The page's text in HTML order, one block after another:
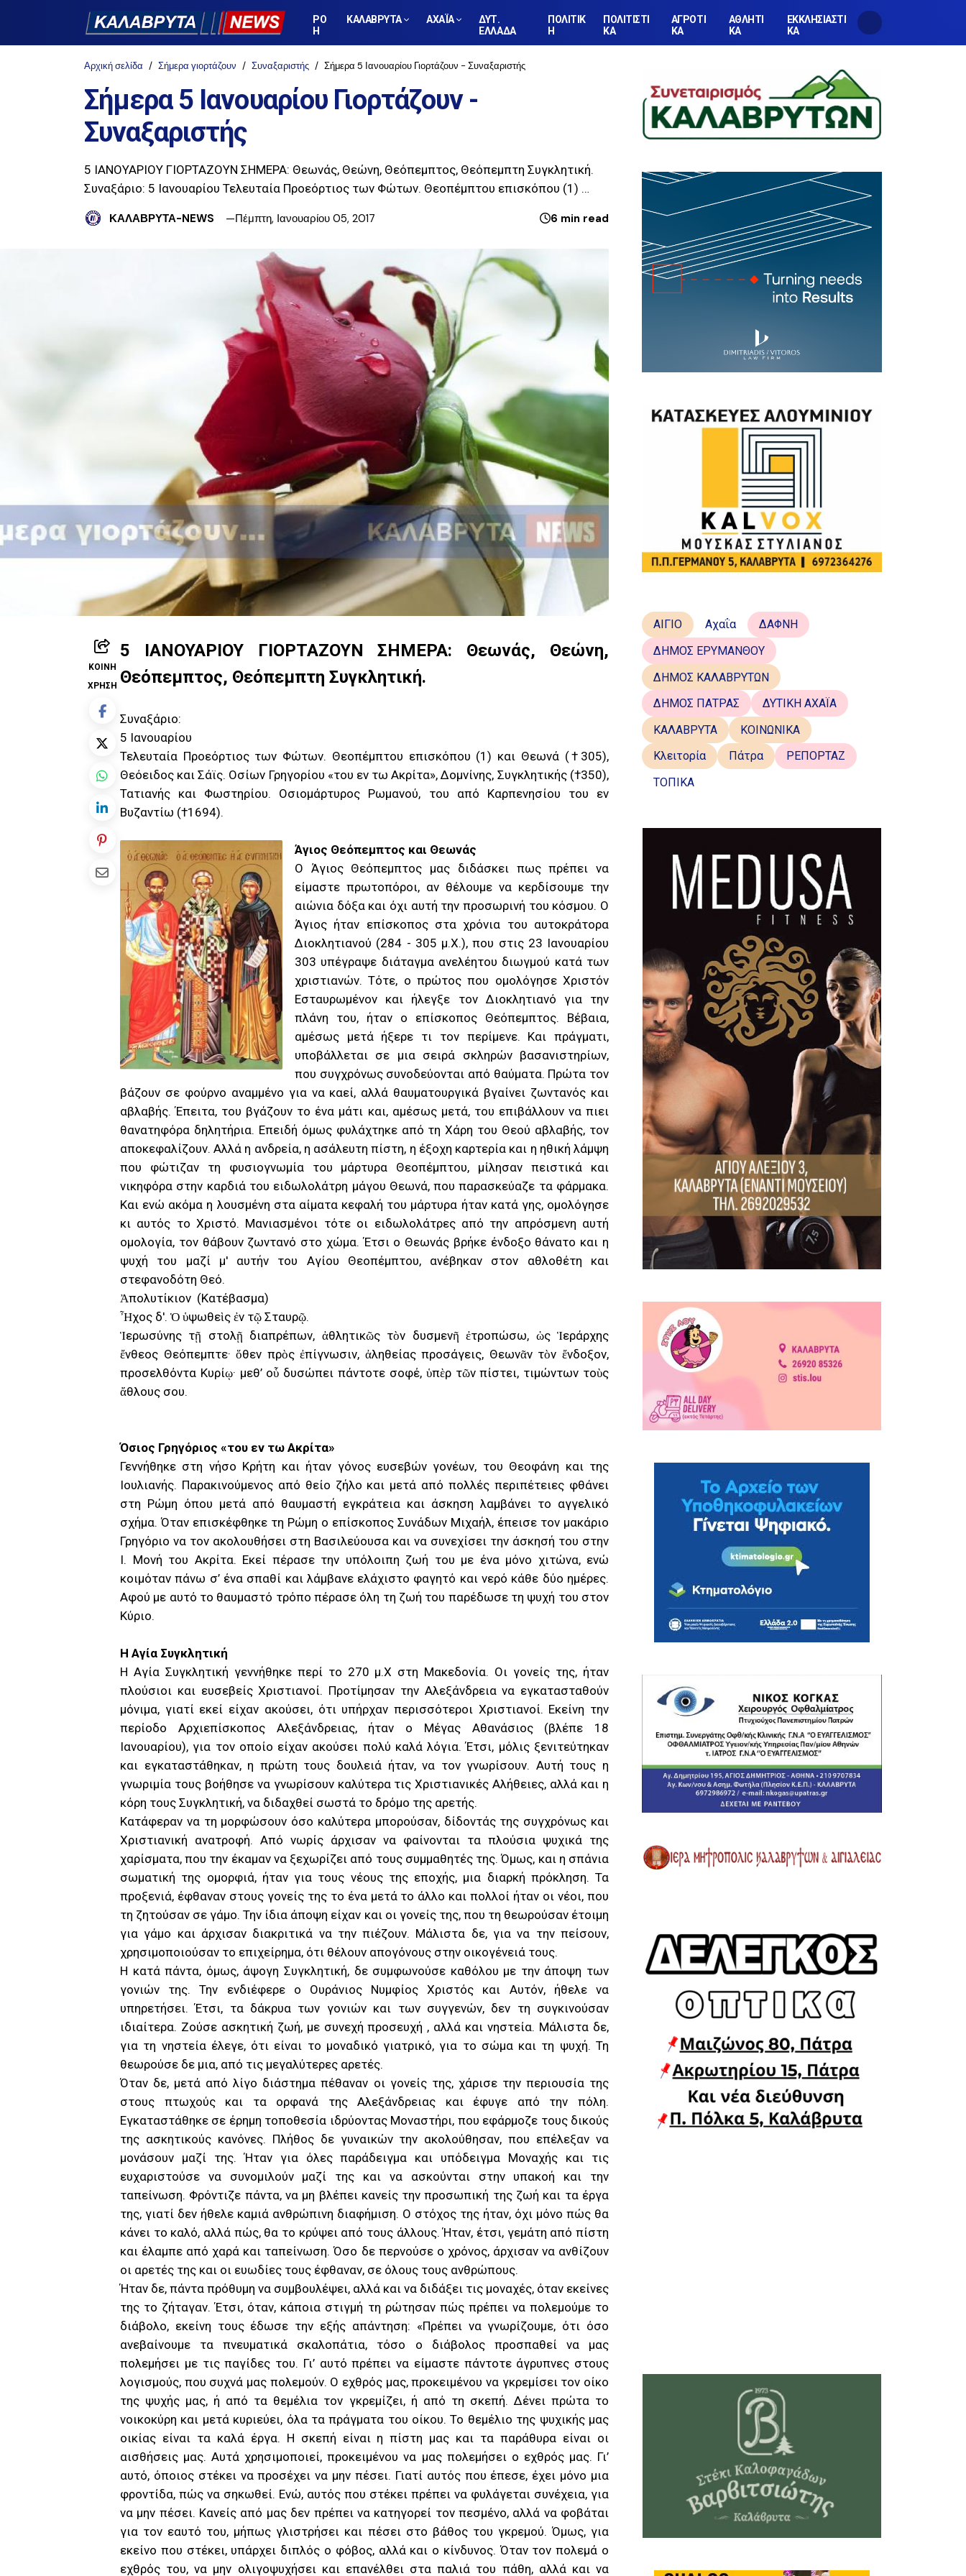
ΡΟ
Η
ΚΑΛΑΒΡΥΤΑ ΑΧΑΪΑ
ΔΥΤ.
ΕΛΛΑΔΑ
ΠΟΛΙΤΙΚ
Η
ΠΟΛΙΤΙΣΤΙ
ΚΑ
ΑΓΡΟΤΙ
ΚΑ
ΑΘΛΗΤΙ
ΚΑ
ΕΚΚΛΗΣΙΑΣΤΙ
ΚΑ
Αρχική σελίδα Σήμερα γιορτάζουν Συναξαριστής Σήμερα 5 Ιανουαρίου Γιορτάζουν - Συναξαριστής
Σήμερα 5 Ιανουαρίου Γιορτάζουν -
Συναξαριστής
5 ΙΑΝΟΥΑΡΙΟΥ ΓΙΟΡΤΑΖΟΥΝ ΣΗΜΕΡΑ: Θεωνάς, Θεώνη, Θεόπεμπτος, Θεόπεμπτη Συγκλητική.
Συναξάριο: 5 Ιανουαρίου Τελευταία Προεόρτιος των Φώτων. Θεοπέμπτου επισκόπου (1) …
ΚΑΛΑΒΡΥΤΑ-NEWS Πέμπτη, Ιανουαρίου 05, 2017 6 min read
ΚΟΙΝΉ
ΧΡΉΣΗ
5 ΙΑΝΟΥΑΡΙΟΥ ΓΙΟΡΤΑΖΟΥΝ ΣΗΜΕΡΑ: Θεωνάς, Θεώνη,
Θεόπεμπτος, Θεόπεμπτη Συγκλητική.
Συναξάριο:
5 Ιανουαρίου
Τελευταία Προεόρτιος των Φώτων. Θεοπέμπτου επισκόπου (1) και Θεωνά (†305),
Θεόειδος και Σάϊς. Οσίων Γρηγορίου «του εν τω Ακρίτα», Δομνίνης, Συγκλητικής (†350),
Τατιανής και Φωστηρίου. Οσιομάρτυρος Ρωμανού, του από Καρπενησίου του εν
Βυζαντίω (†1694).
Άγιος Θεόπεμπτος και Θεωνάς
Ο Άγιος Θεόπεμπτος μας διδάσκει πως πρέπει να
είμαστε πρωτοπόροι, αν θέλουμε να κερδίσουμε την
αιώνια δόξα και όχι αυτή την προσωρινή του κόσμου. Ο
Άγιος ήταν επίσκοπος στα χρόνια του αυτοκράτορα
Διοκλητιανού (284 - 305 μ.Χ.), που στις 23 Ιανουαρίου
303 υπέγραψε διάταγμα ανελέητου διωγμού κατά των
χριστιανών. Τότε, ο πρώτος που ομολόγησε Χριστόν
Εσταυρωμένον και ήλεγξε τον Διοκλητιανό για την
πλάνη του, ήταν ο επίσκοπος Θεόπεμπτος. Βέβαια,
αμέσως μετά ήξερε τι τον περίμενε. Και πράγματι,
υποβάλλεται σε μια σειρά σκληρών βασανιστηρίων,
που συγχρόνως συνοδεύονται από θαύματα. Πρώτα τον
βάζουν σε φούρνο αναμμένο για να καεί, αλλά θαυματουργικά βγαίνει ζωντανός και
αβλαβής. Έπειτα, του βγάζουν το ένα μάτι και, αμέσως μετά, του επιβάλλουν να πιει
θανατηφόρα δηλητήρια. Επειδή όμως φυλάχτηκε από τη Χάρη του Θεού αβλαβής, τον
αποκεφαλίζουν. Αλλά η ανδρεία, η ασάλευτη πίστη, η έξοχη καρτερία και η ηθική λάμψη
που φώτιζαν τη φυσιογνωμία του μάρτυρα Θεοπέμπτου, μίλησαν πειστικά και
νικηφόρα στην καρδιά του ειδωλολάτρη μάγου Θεωνά, που παρασκεύαζε τα φάρμακα.
Και ενώ ακόμα η λουσμένη στα αίματα κεφαλή του μάρτυρα ήταν κατά γης, ομολόγησε
κι αυτός το Χριστό. Μανιασμένοι τότε οι ειδωλολάτρες από την απρόσμενη αυτή
ομολογία, τον θάβουν ζωντανό στο χώμα. Έτσι ο Θεωνάς βρήκε ένδοξο θάνατο και η
ψυχή του μαζί μ' αυτήν του Αγίου Θεοπέμπτου, ανέβηκαν στον αθλοθέτη και
στεφανοδότη Θεό.
Ἀπολυτίκιον (Κατέβασμα)
Ἦχος δ'. Ὁ ὑψωθεὶς ἐν τῷ Σταυρῷ.
Ἱερωσύνης τῇ στολῇ διαπρέπων, ἀθλητικῶς τὸν δυσμενῆ ἐτροπώσω, ὡς Ἱεράρχης
ἔνθεος Θεόπεμπτε· ὅθεν πρὸς ἐπίγνωσιν, ἀληθείας προσάγεις, Θεωνᾶν τὸν ἔνδοξον,
προσελθόντα Κυρίῳ· μεθ’ οὗ δυσώπει πάντοτε σοφέ, ὑπὲρ τῶν πίστει, τιμώντων τοὺς
ἄθλους σου.
Όσιος Γρηγόριος «του εν τω Ακρίτα»
Γεννήθηκε στη νήσο Κρήτη και ήταν γόνος ευσεβών γονέων, του Θεοφάνη και της
Ιουλιανής. Παρακινούμενος από θείο ζήλο και μετά από πολλές περιπέτειες φθάνει
στη Ρώμη όπου μετά από θαυμαστή εγκράτεια και άσκηση λαμβάνει το αγγελικό
σχήμα. Όταν επισκέφθηκε τη Ρώμη ο επίσκοπος Συνάδων Μιχαήλ, έπεισε τον μακάριο
Γρηγόριο να τον ακολουθήσει στη Βασιλεύουσα και να συνεχίσει την άσκησή του στην
Ι. Μονή του Ακρίτα. Εκεί πέρασε την υπόλοιπη ζωή του με ένα μόνο χιτώνα, ενώ
κοιμόταν πάνω σ’ ένα σπαθί και λάμβανε ελάχιστο φαγητό και νερό κάθε δύο ημέρες.
Αφού με αυτό το θαυμαστό τρόπο πέρασε όλη τη ζωή του παρέδωσε τη ψυχή του στον
Κύριο.
Η Αγία Συγκλητική
Η Αγία Συγκλητική γεννήθηκε περί το 270 μ.Χ στη Μακεδονία. Οι γονείς της, ήταν
πλούσιοι και ευσεβείς Χριστιανοί. Προτίμησαν την Αλεξάνδρεια να εγκατασταθούν
μόνιμα, γιατί εκεί είχαν ακούσει, ότι υπήρχαν περισσότεροι Χριστιανοί. Εκείνη την
περίοδο Αρχιεπίσκοπος Αλεξάνδρειας, ήταν ο Μέγας Αθανάσιος (βλέπε 18
Ιανουαρίου), για τον οποίο είχαν ακούσει πολύ καλά λόγια. Έτσι, μόλις ξενιτεύτηκαν
και εγκαταστάθηκαν, η πρώτη τους δουλειά ήταν, να τον γνωρίσουν. Αυτή τους η
γνωριμία τους βοήθησε να γνωρίσουν καλύτερα τις Χριστιανικές Αλήθειες, αλλά και η
κόρη τους Συγκλητική, να διδαχθεί σωστά το δρόμο της αρετής.
Κατάφεραν να τη μορφώσουν όσο καλύτερα μπορούσαν, δίδοντάς της συγχρόνως και
Χριστιανική ανατροφή. Από νωρίς άρχισαν να φαίνονται τα πλούσια ψυχικά της
χαρίσματα, που την έκαμαν να ξεχωρίζει από τους συμμαθητές της. Όμως, και η σπάνια
σωματική της ομορφιά, ήταν για τους νέους της εποχής, μια διαρκή πρόκληση. Τα
προξενιά, έφθαναν στους γονείς της το ένα μετά το άλλο και πολλοί ήταν οι νέοι, που
τη ζητούσαν σε γάμο. Την ίδια άποψη είχαν και οι γονείς της, που τη θεωρούσαν έτοιμη
για γάμο και άρχισαν διακριτικά να την πιέζουν. Μάλιστα δε, για να την πείσουν,
χρησιμοποιούσαν το επιχείρημα, ότι θέλουν απογόνους στην οικογένειά τους.
Η κατά πάντα, όμως, άψογη Συγκλητική, δε συμφωνούσε καθόλου με την άποψη των
γονιών της. Την ενδιέφερε ο Ουράνιος Νυμφίος Χριστός και Αυτόν, ήθελε να
υπηρετήσει. Έτσι, τα δάκρυα των γονιών και των συγγενών, δεν τη συγκινούσαν
ιδιαίτερα. Ζούσε ασκητική ζωή, με συνεχή προσευχή , αλλά και νηστεία. Μάλιστα δε,
για τη νηστεία έλεγε, ότι είναι το μοναδικό γιατρικό, για το σώμα και τη ψυχή. Τη
θεωρούσε δε μια, από τις μεγαλύτερες αρετές.
Όταν δε, μετά από λίγο διάστημα πέθαναν οι γονείς της, χάρισε την περιουσία της
στους πτωχούς και τα ορφανά της Αλεξάνδρειας και έφυγε από την πόλη.
Εγκαταστάθηκε σε έρημη τοποθεσία ιδρύοντας Μοναστήρι, που εφάρμοζε τους δικούς
της ασκητικούς κανόνες. Πλήθος δε γυναικών την ακολούθησαν, που επέλεξαν να
μονάσουν μαζί της. Ήταν για όλες παράδειγμα και υπόδειγμα Μοναχής και τις
ευχαριστούσε να συνομιλούν μαζί της και να ασκούνται στην υπακοή και την
ταπείνωση. Φρόντιζε πάντα, να μη βλέπει κανείς την προσωπική της ζωή και τα έργα
της, γιατί δεν ήθελε καμιά ανθρώπινη διαφήμιση. Ο στόχος της ήταν, όχι μόνο πώς θα
κάνει το καλό, αλλά πώς, θα το κρύψει από τους άλλους. Ήταν, έτσι, γεμάτη από πίστη
και έλαμπε από χαρά και ταπείνωση. Όσο δε περνούσε ο χρόνος, άρχισαν να ανθίζουν
οι αρετές της και οι ευωδίες τους έφθαναν, σε όλους τους ανθρώπους.
Ήταν δε, πάντα πρόθυμη να συμβουλέψει, αλλά και να διδάξει τις μοναχές, όταν εκείνες
της το ζήταγαν. Έτσι, όταν, κάποια στιγμή τη ρώτησαν πώς πρέπει να πολεμούμε το
διάβολο, εκείνη τους έδωσε την εξής απάντηση: «Πρέπει να γνωρίζουμε, ότι όσο
ανεβαίνουμε τα πνευματικά σκαλοπάτια, τόσο ο διάβολος προσπαθεί να μας
πολεμήσει με τις παγίδες του. Γι’ αυτό πρέπει να είμαστε πάντοτε άγρυπνες στους
λογισμούς, που συχνά μας πολεμούν. Ο εχθρός μας, προκειμένου να γκρεμίσει τον οίκο
της ψυχής μας, ή από τα θεμέλια τον γκρεμίζει, ή από τη σκεπή. Δένει πρώτα το
νοικοκύρη και μετά κυριεύει, όλα τα πράγματα του οίκου. Το θεμέλιο της ψυχικής μας
οικίας είναι τα καλά έργα. Η σκεπή είναι η πίστη μας και τα παράθυρα είναι οι
αισθήσεις μας. Αυτά χρησιμοποιεί, προκειμένου να μας πολεμήσει ο εχθρός μας. Γι’
αυτό, όποιος στέκει να προσέχει να μην πέσει. Γιατί αυτός που έπεσε, έχει μόνο μια
φροντίδα, πώς να σηκωθεί. Ενώ, αυτός που στέκει πρέπει να φυλάγεται συνέχεια, για
να μην πέσει. Κανείς από μας δεν πρέπει να κατηγορεί τον πεσμένο, αλλά να φοβάται
για τον εαυτό του, μήπως γλιστρήσει και πέσει στο βάθος του γκρεμού. Όμως, για
εκείνο που στέκει, υπάρχει διπλός ο φόβος, αλλά και ο κίνδυνος. Όταν τον πολεμά ο
εχθρός του, να μην ολιγοψυχήσει και επανέλθει στα παλιά του πάθη, αλλά και να
ΑΙΓΙΟ Αχαΐα
ΔΑΦΝΗ
ΔΗΜΟΣ ΕΡΥΜΑΝΘΟΥ
ΔΗΜΟΣ ΚΑΛΑΒΡΥΤΩΝ
ΔΗΜΟΣ ΠΑΤΡΑΣ
ΔΥΤΙΚΗ ΑΧΑΪΑ
ΚΑΛΑΒΡΥΤΑ
ΚΟΙΝΩΝΙΚΑ
Κλειτορία
Πάτρα
ΡΕΠΟΡΤΑΖ
ΤΟΠΙΚΑ